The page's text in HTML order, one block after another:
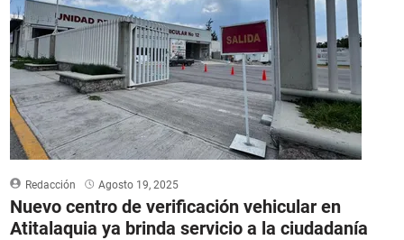
Redacción Agosto 19, 2025
Nuevo centro de verificación vehicular en
Atitalaquia ya brinda servicio a la ciudadanía